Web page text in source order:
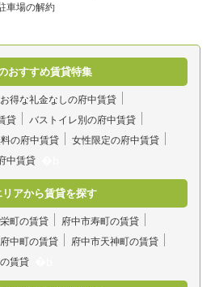
車場の解約
おすすめ賃貸特集
お得な礼金なしの府中賃貸
貸
バストイレ別の府中賃貸
の府中賃貸
女性限定の府中賃貸
中賃貸
リアから賃貸を探す
町の賃貸
府中市寿町の賃貸
中町の賃貸
府中市天神町の賃貸
賃貸